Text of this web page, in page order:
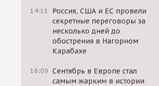
14:11
Россия, США и ЕС провели
секретные переговоры за
несколько дней до
обострения в Нагорном
Карабахе
16:09 Сентябрь в Европе стал
самым жарким в истории